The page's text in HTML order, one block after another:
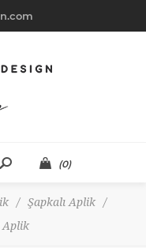
(0)
/ Şapkalı Aplik
/
Aplik